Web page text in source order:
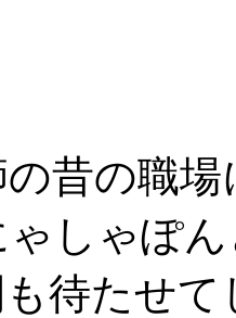
昔の職
ゃしゃぽ
待たせ